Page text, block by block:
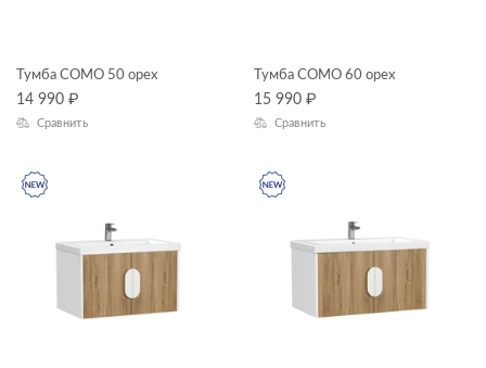
Высота, см
Глубина, см
Тумба COMO 50 орех
14 990 ₽
Сравнить
Тумба COMO 60 орех
15 990 ₽
Сравнить